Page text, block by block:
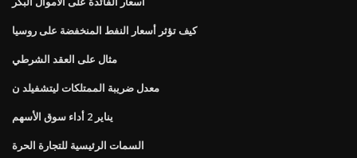
كيف تؤثر أسعار النفط المنخفضة على روسيا
مثال على العقد الشرطي
معدل ضريبة الممتلكات ليتشفيلد ن
يناير 2 أداء سوق الأسهم
السمات الرئيسية للتجارة الحرة